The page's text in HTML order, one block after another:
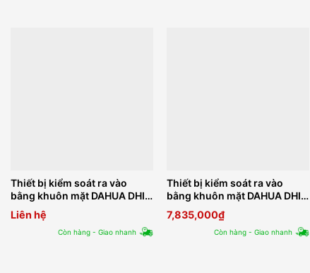
Thiết bị kiểm soát ra vào
bằng khuôn mặt DAHUA DHI-
ASI7214X
Liên hệ
Còn hàng - Giao nhanh
Thiết bị kiểm soát ra vào
bằng khuôn mặt DAHUA DHI-
ASI3213G-MW
7,835,000₫
Còn hàng - Giao nhanh